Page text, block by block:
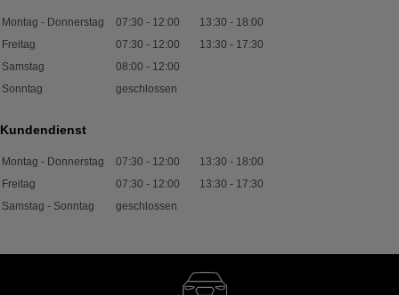
Montag - Donnerstag 07:30 - 12:00 13:30 - 18:00
Freitag
07:30 - 12:00 13:30 - 17:30
Samstag
08:00 - 12:00
Sonntag
geschlossen
Kundendienst
Montag - Donnerstag 07:30 - 12:00 13:30 - 18:00
Freitag
07:30 - 12:00 13:30 - 17:30
Samstag - Sonntag
geschlossen